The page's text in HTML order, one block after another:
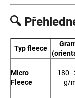
🔍
Typ fleece
Micro
Fleece
g/